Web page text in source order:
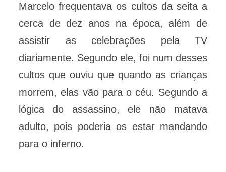
Marcelo frequentava os cultos da seita a
cerca de dez anos na época, além de
assistir as celebrações pela TV
diariamente. Segundo ele, foi num desses
cultos que ouviu que quando as crianças
morrem, elas vão para o céu. Segundo a
lógica do assassino, ele não matava
adulto, pois poderia os estar mandando
para o inferno.